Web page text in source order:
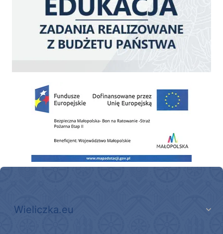
Zakup fabrycznie nowego, średniego samochodu ratowniczo-gaśniczego z
Wieliczka.eu